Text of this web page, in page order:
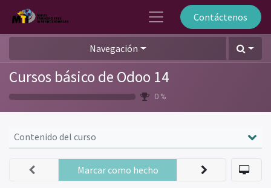
Contáctenos
Navegación
Cursos básico de Odoo 14
0 %
Contenido del curso
Marcar como hecho